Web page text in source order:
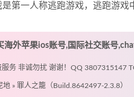
是第一人称逃跑游戏，逃跑游戏
海外苹果ios账号,国际社交账号
服务 非诚勿扰 谢谢！QQ 3807315147
地 » 罪人之籠（Build.8642497-2.3.8）